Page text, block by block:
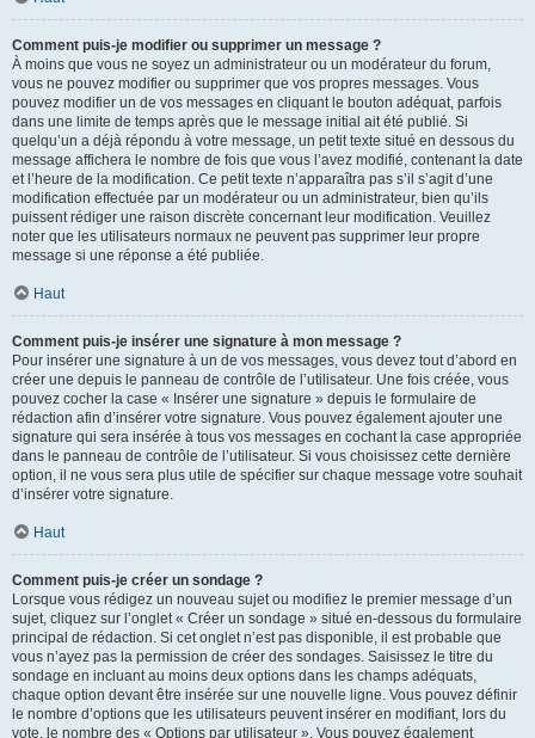
Comment puis-je modifier ou supprimer un message ?
À moins que vous ne soyez un administrateur ou un modérateur du forum,
vous ne pouvez modifier ou supprimer que vos propres messages. Vous
pouvez modifier un de vos messages en cliquant le bouton adéquat, parfois
dans une limite de temps après que le message initial ait été publié. Si
quelqu’un a déjà répondu à votre message, un petit texte situé en dessous du
message affichera le nombre de fois que vous l’avez modifié, contenant la date
et l’heure de la modification. Ce petit texte n’apparaîtra pas s’il s’agit d’une
modification effectuée par un modérateur ou un administrateur, bien qu’ils
puissent rédiger une raison discrète concernant leur modification. Veuillez
noter que les utilisateurs normaux ne peuvent pas supprimer leur propre
message si une réponse a été publiée.
Haut
Comment puis-je insérer une signature à mon message ?
Pour insérer une signature à un de vos messages, vous devez tout d’abord en
créer une depuis le panneau de contrôle de l’utilisateur. Une fois créée, vous
pouvez cocher la case « Insérer une signature » depuis le formulaire de
rédaction afin d’insérer votre signature. Vous pouvez également ajouter une
signature qui sera insérée à tous vos messages en cochant la case appropriée
dans le panneau de contrôle de l’utilisateur. Si vous choisissez cette dernière
option, il ne vous sera plus utile de spécifier sur chaque message votre souhait
d’insérer votre signature.
Haut
Comment puis-je créer un sondage ?
Lorsque vous rédigez un nouveau sujet ou modifiez le premier message d’un
sujet, cliquez sur l’onglet « Créer un sondage » situé en-dessous du formulaire
principal de rédaction. Si cet onglet n’est pas disponible, il est probable que
vous n’ayez pas la permission de créer des sondages. Saisissez le titre du
sondage en incluant au moins deux options dans les champs adéquats,
chaque option devant être insérée sur une nouvelle ligne. Vous pouvez définir
le nombre d’options que les utilisateurs peuvent insérer en modifiant, lors du
vote, le nombre des « Options par utilisateur ». Vous pouvez également